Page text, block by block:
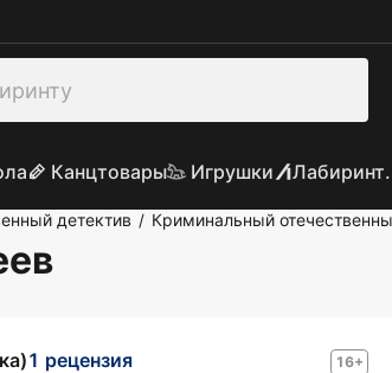
Канцтовары Игрушки
детектив / Криминальный
16+
1 рецензия